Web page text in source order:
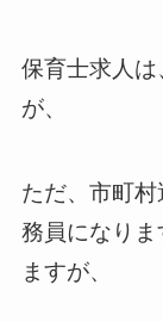
保育士求人
が、
ただ、市町
務員になり
ますが、